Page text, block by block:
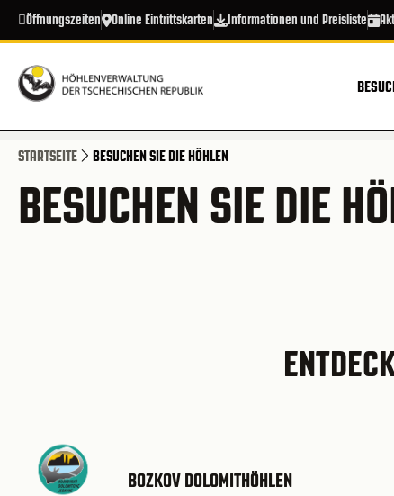
Direkt zum Inhalt
Öffnungszeiten Online Eintrittskarten Informationen und Preisliste
STARTSEITE BESUCHEN SIE DIE HÖHLEN
BESUCHEN SIE DIE
BOZKOV DOLOMITHÖHLEN